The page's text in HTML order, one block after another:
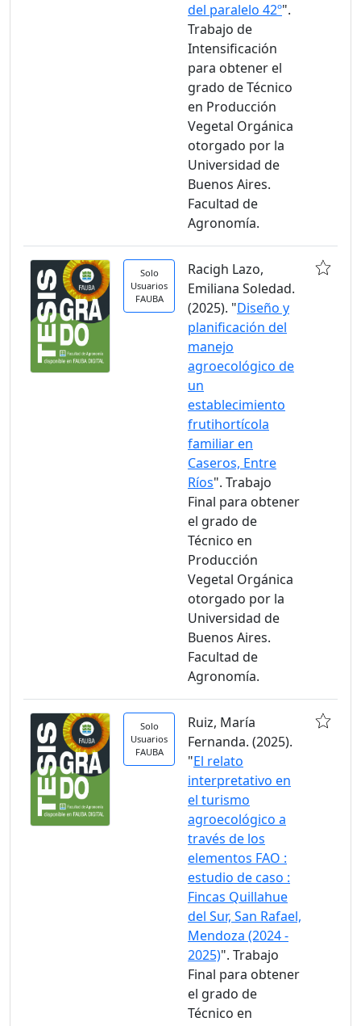
del paralelo 42º".
Trabajo de
Intensificación
para obtener el
grado de Técnico
en Producción
Vegetal Orgánica
otorgado por la
Universidad de
Buenos Aires.
Facultad de
Agronomía.
Solo
Usuarios
FAUBA
Racigh Lazo,
Emiliana Soledad.
(2025). "Diseño y
planificación del
manejo
agroecológico de
un
establecimiento
frutihortícola
familiar en
Caseros, Entre
Ríos". Trabajo
Final para obtener
el grado de
Técnico en
Producción
Vegetal Orgánica
otorgado por la
Universidad de
Buenos Aires.
Facultad de
Agronomía.
Solo
Usuarios
FAUBA
Ruiz, María
Fernanda. (2025).
"El relato
interpretativo en
el turismo
agroecológico a
través de los
elementos FAO :
estudio de caso :
Fincas Quillahue
del Sur, San Rafael,
Mendoza (2024 -
2025)". Trabajo
Final para obtener
el grado de
Técnico en